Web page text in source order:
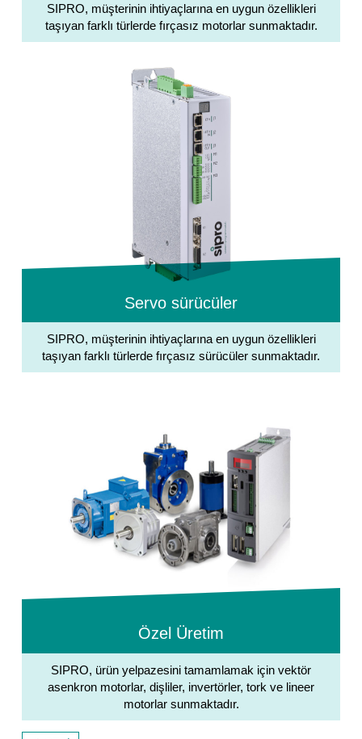
SIPRO, müşterinin ihtiyaçlarına en uygun özellikleri
taşıyan farklı türlerde fırçasız motorlar sunmaktadır.
Servo sürücüler
SIPRO, müşterinin ihtiyaçlarına en uygun özellikleri
taşıyan farklı türlerde fırçasız sürücüler sunmaktadır.
Özel Üretim
SIPRO, ürün yelpazesini tamamlamak için vektör
asenkron motorlar, dişliler, invertörler, tork ve lineer
motorlar sunmaktadır.